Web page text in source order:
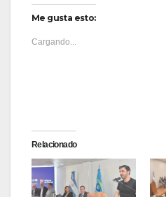
Me gusta esto:
Cargando...
Relacionado